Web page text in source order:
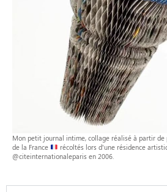
Mon petit journal intime, collage réalisé à partir de
de la France
récoltés lors d'une résidence
@citeinternationaleparis en 2006.